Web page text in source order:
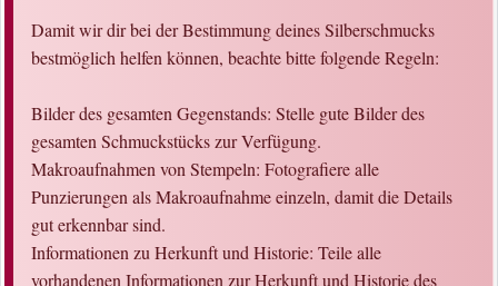
Damit wir dir bei der Bestimmung deines Silberschmucks
bestmöglich helfen können, beachte bitte folgende Regeln:
Bilder des gesamten Gegenstands: Stelle gute Bilder des
gesamten Schmuckstücks zur Verfügung.
Makroaufnahmen von Stempeln: Fotografiere alle
Punzierungen als Makroaufnahme einzeln, damit die Details
gut erkennbar sind.
Informationen zu Herkunft und Historie: Teile alle
vorhandenen Informationen zur Herkunft und Historie des